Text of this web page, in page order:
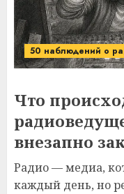
50 наблюдений о
Что
внезапно
Радио — медиа,
каждый день, но